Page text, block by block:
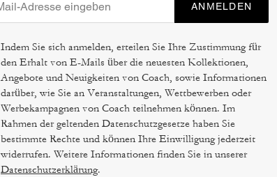
ANMELDEN
Indem Sie sich anmelden, erteilen Sie Ihre Zustimmung für
den Erhalt von E-Mails über die neuesten Kollektionen,
Angebote und Neuigkeiten von Coach, sowie Informationen
darüber, wie Sie an Veranstaltungen, Wettbewerben oder
Werbekampagnen von Coach teilnehmen können. Im
Rahmen der geltenden Datenschutzgesetze haben Sie
bestimmte Rechte und können Ihre Einwilligung jederzeit
widerrufen. Weitere Informationen finden Sie in unserer
Datenschutzerklärung.